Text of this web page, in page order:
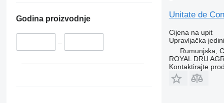
Godina proizvodnje
–
Unitate de
Cijena na upit
Upravljačka
Rumunjska,
ROYAL DRU
Kontaktirajte